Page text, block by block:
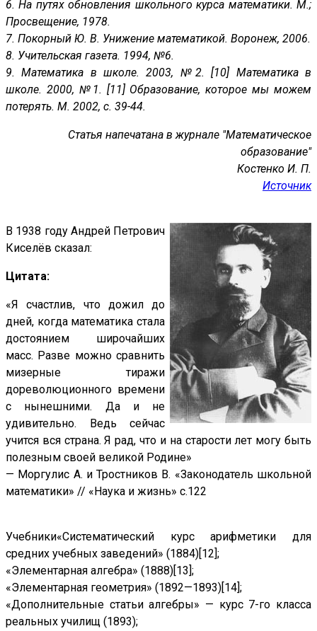
6. На путях обновления школьного курса математики. М.;
Просвещение, 1978.
7. Покорный Ю. В. Унижение математикой. Воронеж, 2006.
8. Учительская газета. 1994, №6.
9. Математика в школе. 2003, №2. [10] Математика в
школе. 2000, №1. [11] Образование, которое мы можем
потерять. М. 2002, с. 39-44.
Cтатья напечатана в журнале "Математическое
образование"
Костенко И. П.
Источник
В 1938 году Андрей Петрович
Киселёв сказал:
Цитата:
«Я счастлив, что дожил до
дней, когда математика стала
достоянием широчайших
масс. Разве можно сравнить
мизерные тиражи
дореволюционного времени
с нынешними. Да и не
удивительно. Ведь сейчас
учится вся страна. Я рад, что и на старости лет могу быть
полезным своей великой Родине»
— Моргулис А. и Тростников В. «Законодатель школьной
математики» // «Наука и жизнь» с.122
Учебники«Систематический курс арифметики для
средних учебных заведений» (1884)[12];
«Элементарная алгебра» (1888)[13];
«Элементарная геометрия» (1892—1893)[14];
«Дополнительные статьи алгебры» — курс 7-го класса
реальных училищ (1893);